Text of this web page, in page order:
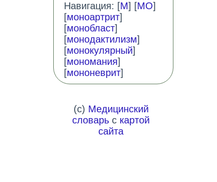
Навигация: [М] [МО]
[моноартрит]
[монобласт]
[монодактилизм]
[монокулярный]
[мономания]
[мононеврит]
(c) Медицинский
словарь с картой
сайта